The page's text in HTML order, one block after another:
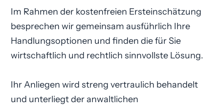
Im Rahmen der kostenfreien Ersteinschätzung
besprechen wir gemeinsam ausführlich Ihre
Handlungsoptionen und finden die für Sie
wirtschaftlich und rechtlich sinnvollste Lösung.
Ihr Anliegen wird streng vertraulich behandelt
und unterliegt der anwaltlichen